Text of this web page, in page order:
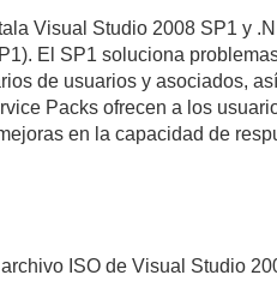
Visual Studio 2008 SP1 y
El SP1 soluciona
de usuarios y asociados,
Packs ofrecen a los
en la capacidad de
ISO de Visual Studio